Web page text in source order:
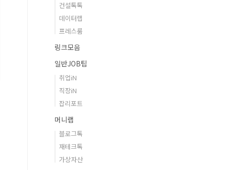
건설톡톡
데이터랩
프레스룸
링크모음
일반JOB팁
취업iN
직장iN
잡리포트
머니랩
블로그톡
재테크톡
가상자산